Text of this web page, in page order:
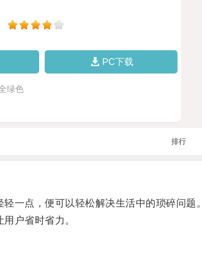
PC下载
绿色
排行
点，便可以轻松解决生活中的琐碎问题。
户省时省力。